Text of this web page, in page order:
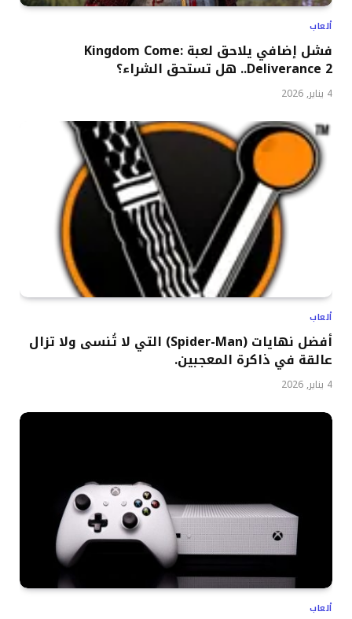
ألعاب
فشل إضافي يلاحق لعبة Kingdom Come:
Deliverance 2.. هل تستحق الشراء؟
4 يناير, 2026
ألعاب
أفضل نهايات (Spider-Man) التي لا تُنسى ولا تزال
عالقة في ذاكرة المعجبين.
4 يناير, 2026
ألعاب